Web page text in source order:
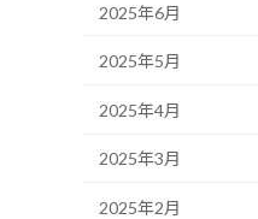
2025年6月
2025年5月
2025年4月
2025年3月
2025年2月